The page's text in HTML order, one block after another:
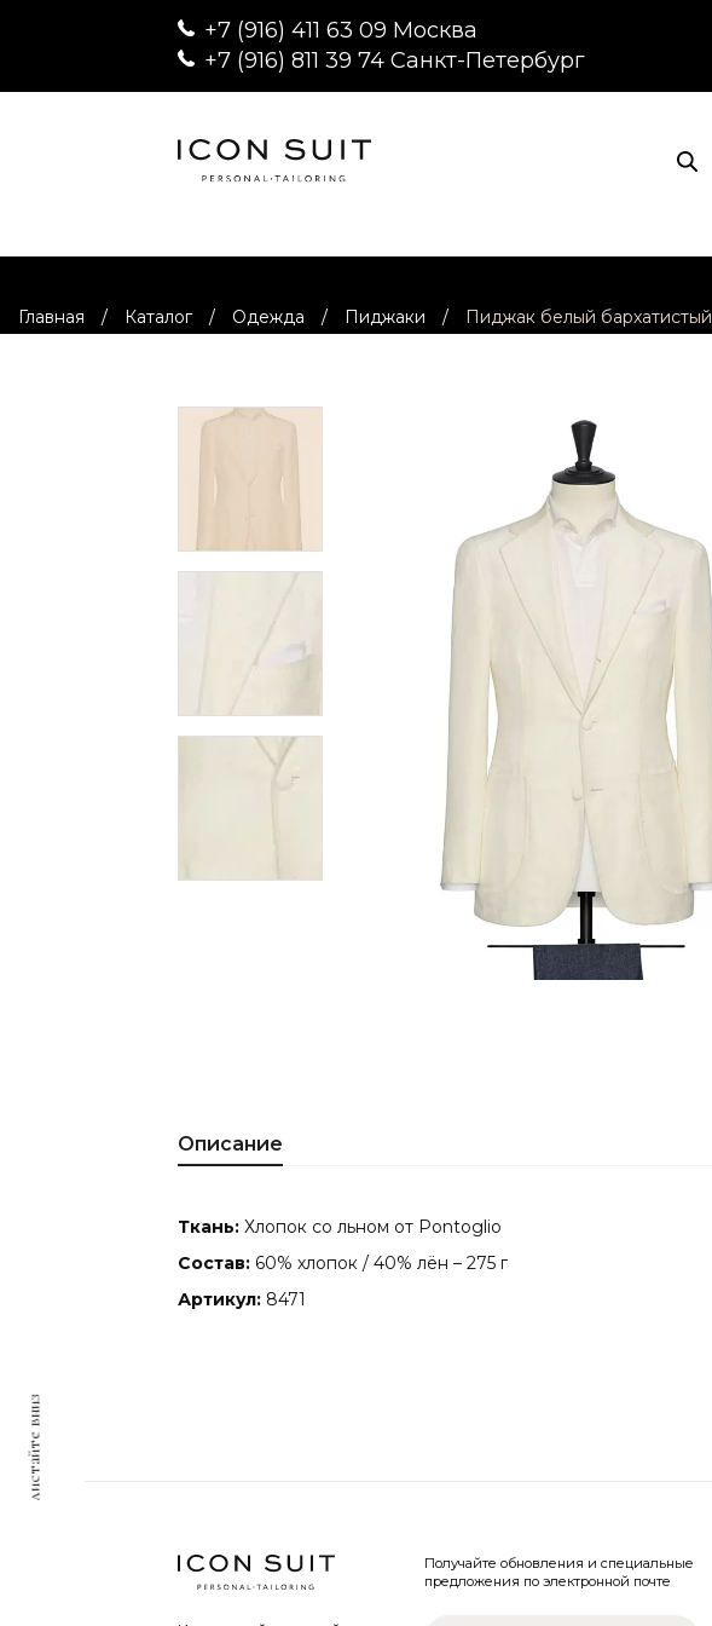
+7 (916) 411 63 09 Москва
+7 (916) 811 39 74 Санкт-Петербург
Главная / Каталог / Одежда / Пиджаки / Пиджак белый бархатистый
Описание
Ткань: Хлопок со льном от Pontoglio
Состав: 60% хлопок / 40% лён – 275 г
Артикул: 8471
листайте вниз
Получайте обновления и специальные
предложения по электронной почте